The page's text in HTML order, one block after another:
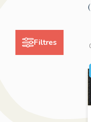
Filtres